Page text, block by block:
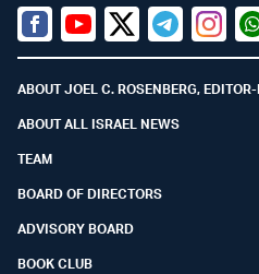
Facebook
YoutubeTwitter (X)
Telegram
ABOUT JOEL C. ROSENBERG,
ABOUT ALL ISRAEL NEWS
TEAM
BOARD OF DIRECTORS
ADVISORY BOARD
BOOK CLUB